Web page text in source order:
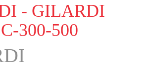
- GILARDI
300-500